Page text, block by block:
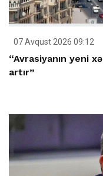
07 Avqust 2026 09:12
“Avrasiyanın yeni
artır”